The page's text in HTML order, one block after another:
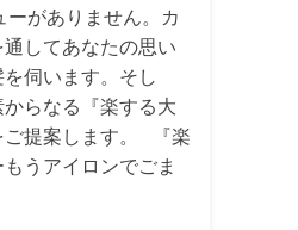
ーがありません。カ
してあなたの思い
伺います。そし
らなる『楽する大
ご提案します。 『楽
うアイロンでごま